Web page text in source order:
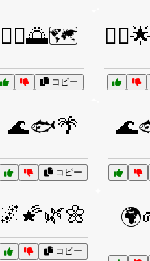
🧘‍♀️🌅🗺️
コピー
🌊🐟🌴
コピー
🌌🌠🌿🌼
コピー